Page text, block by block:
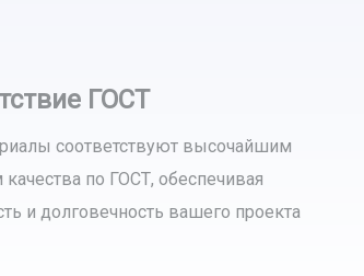
ГОСТ
соответствуют высочайшим
качества по ГОСТ, обеспечивая
и долговечность вашего проекта